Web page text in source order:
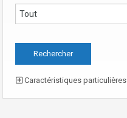
Caractéristiques particulières